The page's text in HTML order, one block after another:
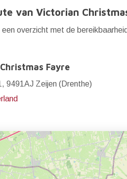
van Victorian
een overzicht met de
Fayre
9491AJ Zeijen (Drenthe)